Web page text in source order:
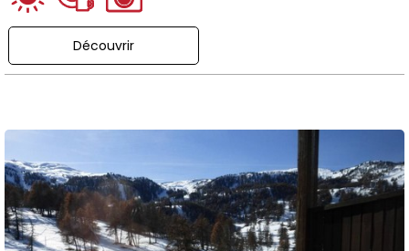
Découvrir